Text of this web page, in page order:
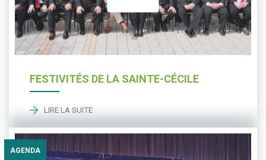
FESTIVITÉS DE LA SAINTE-CÉCILE
LIRE LA SUITE
AGENDA